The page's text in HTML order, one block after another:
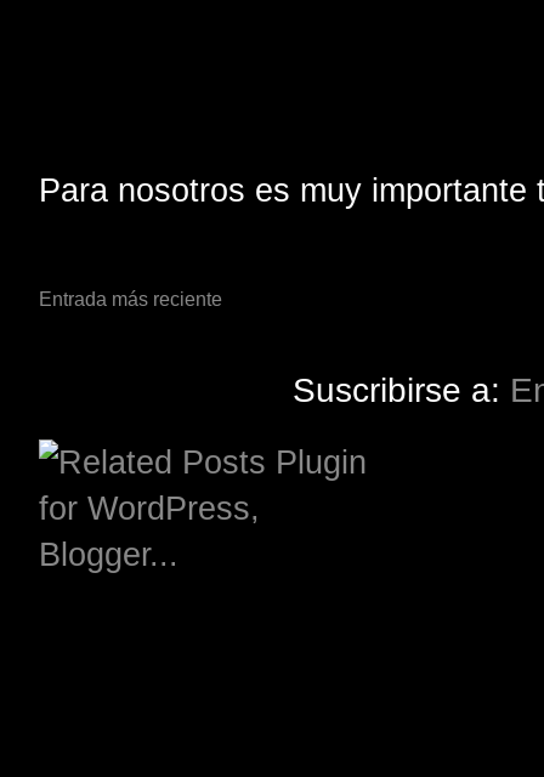
Para nosotros es muy
Entrada más reciente
Suscribirse a: